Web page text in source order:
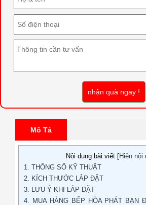
nhận quà ngay !
Mô Tả
Nội dung bài viết [Hiện nội
1. THÔNG SỐ KỸ THUẬT
2. KÍCH THƯỚC LẮP ĐẶT
3. LƯU Ý KHI LẮP ĐẶT
4. MUA HÀNG BẾP HÒA PHÁT BẠN